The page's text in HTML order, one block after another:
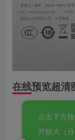
在线预览超清
点击下方
片较大（